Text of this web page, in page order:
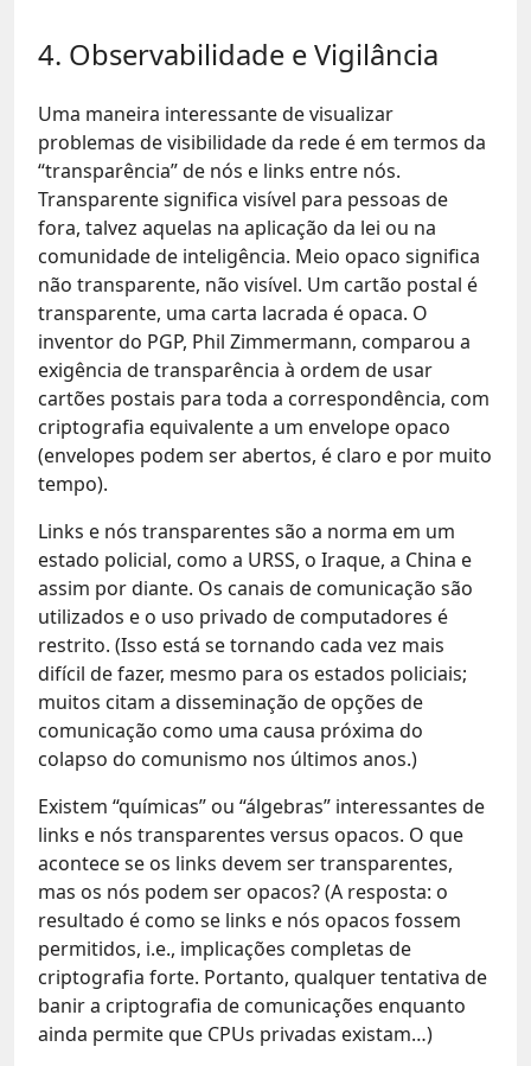
4. Observabilidade e Vigilância
Uma maneira interessante de visualizar
problemas de visibilidade da rede é em termos da
“transparência” de nós e links entre nós.
Transparente significa visível para pessoas de
fora, talvez aquelas na aplicação da lei ou na
comunidade de inteligência. Meio opaco significa
não transparente, não visível. Um cartão postal é
transparente, uma carta lacrada é opaca. O
inventor do PGP, Phil Zimmermann, comparou a
exigência de transparência à ordem de usar
cartões postais para toda a correspondência, com
criptografia equivalente a um envelope opaco
(envelopes podem ser abertos, é claro e por muito
tempo).
Links e nós transparentes são a norma em um
estado policial, como a URSS, o Iraque, a China e
assim por diante. Os canais de comunicação são
utilizados e o uso privado de computadores é
restrito. (Isso está se tornando cada vez mais
difícil de fazer, mesmo para os estados policiais;
muitos citam a disseminação de opções de
comunicação como uma causa próxima do
colapso do comunismo nos últimos anos.)
Existem “químicas” ou “álgebras” interessantes de
links e nós transparentes versus opacos. O que
acontece se os links devem ser transparentes,
mas os nós podem ser opacos? (A resposta: o
resultado é como se links e nós opacos fossem
permitidos, i.e., implicações completas de
criptografia forte. Portanto, qualquer tentativa de
banir a criptografia de comunicações enquanto
ainda permite que CPUs privadas existam…)